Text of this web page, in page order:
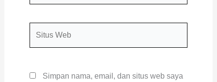
Simpan nama, email, dan situs web saya